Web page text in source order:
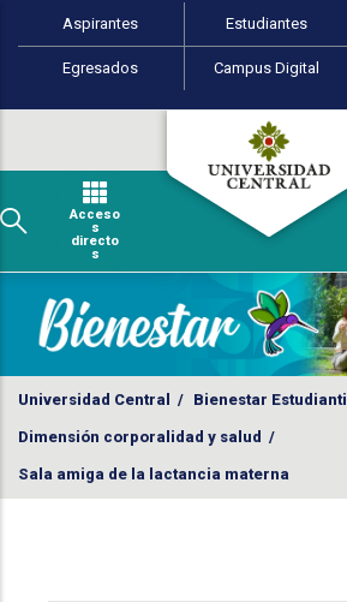
Pasar al contenido principal
Perfiles de usuario
Aspirantes Estudiantes
Egresados Campus Digital
Acceso
s
directo
s
Universidad Central / Bienestar Estudiantil
Dimensión corporalidad y salud /
Sala amiga de la lactancia materna